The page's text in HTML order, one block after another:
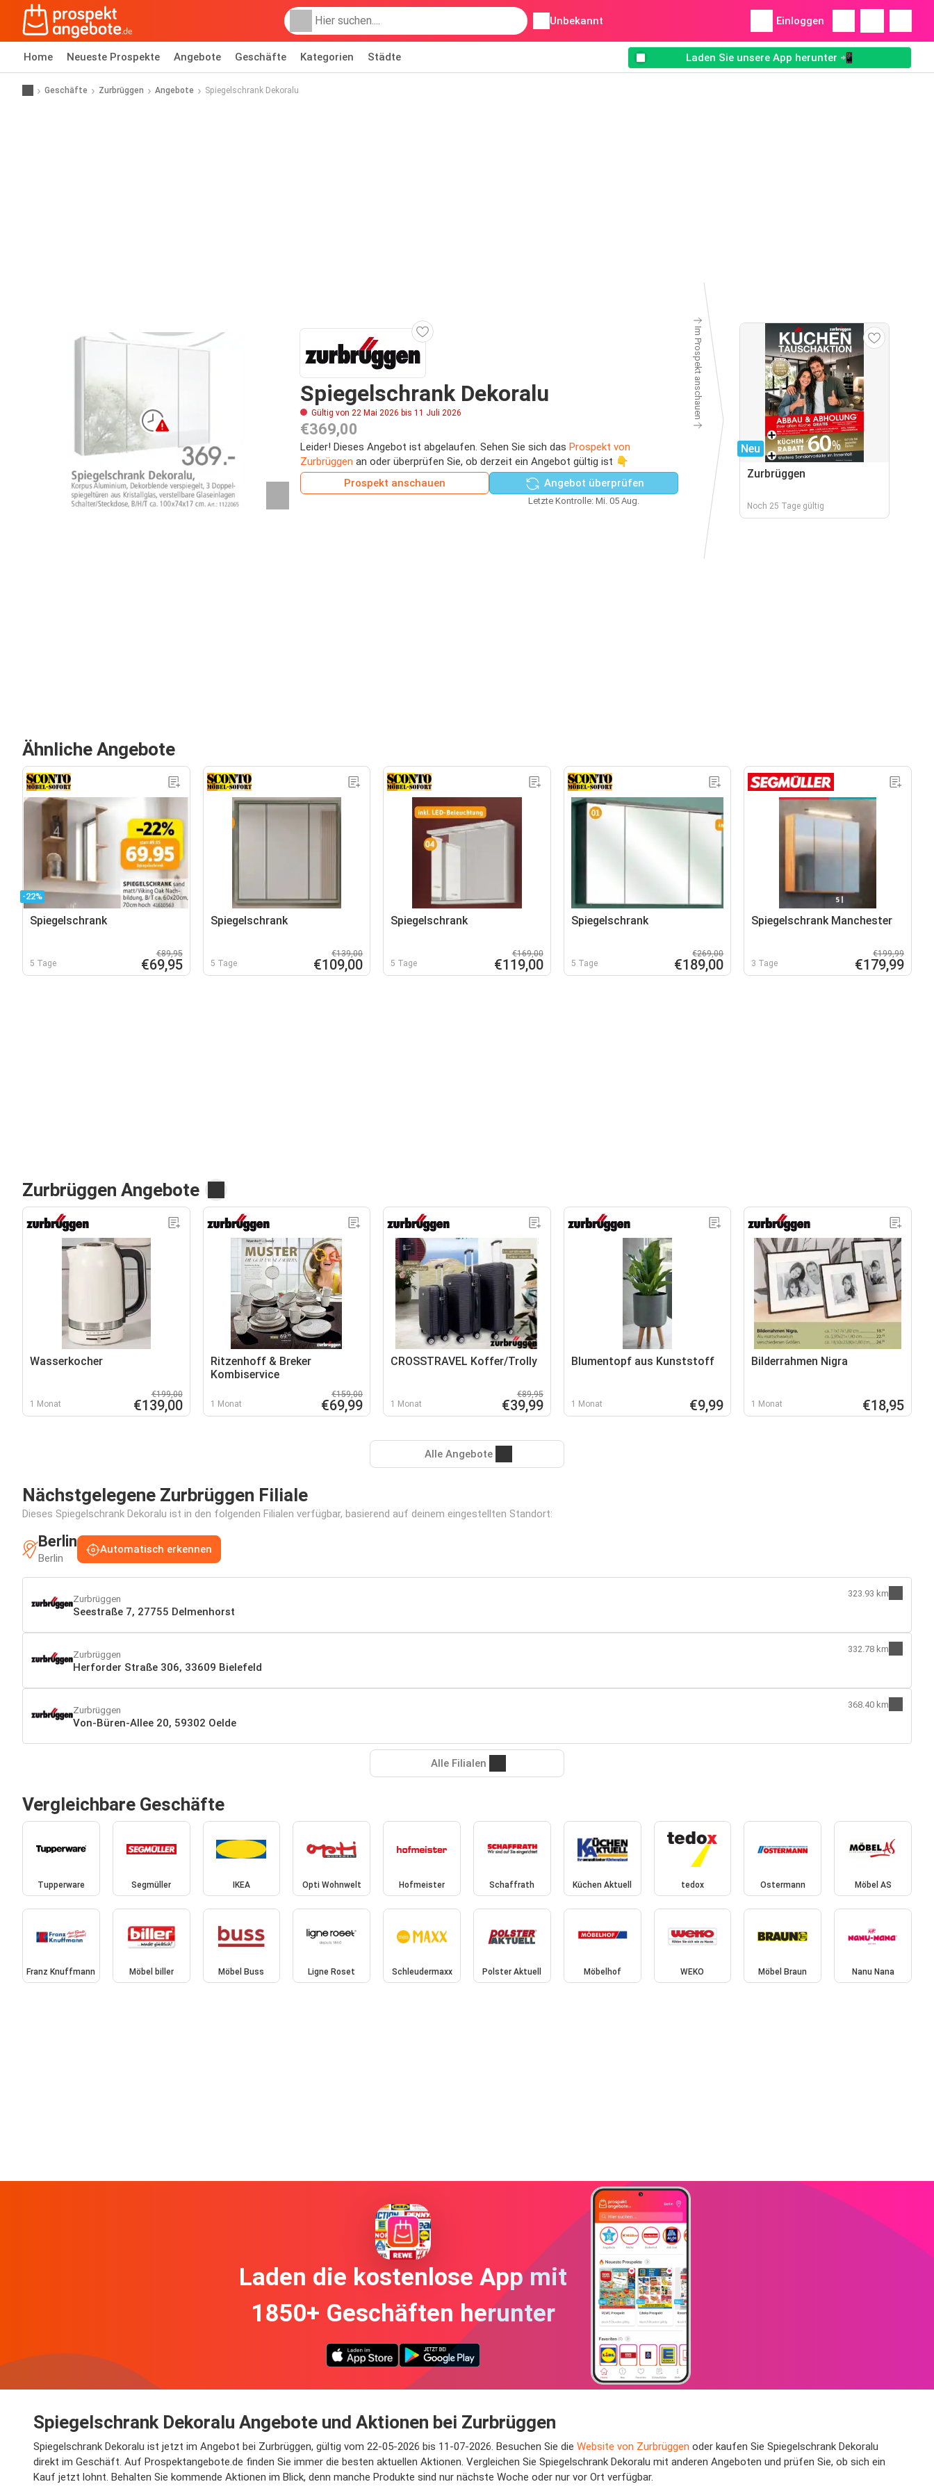
Unbekannt Einloggen
Home Neueste Prospekte Angebote Geschäfte Kategorien Städte Laden Sie unsere App herunter 📲
Geschäfte Zurbrüggen Angebote Spiegelschrank Dekoralu
Spiegelschrank Dekoralu
Gültig von 22 Mai 2026 bis 11 Juli 2026
€369,00
Leider! Dieses Angebot ist abgelaufen. Sehen Sie sich das Prospekt von
Zurbrüggen an oder überprüfen Sie, ob derzeit ein Angebot gültig ist 👇
Prospekt anschauen
Angebot überprüfen
Letzte Kontrolle: Mi. 05 Aug.
Im Prospekt anschauen
Neu
Zurbrüggen
Noch 25 Tage gültig
Ähnliche Angebote
-22%
Spiegelschrank
5 Tage
€89,95
€69,95
Spiegelschrank
5 Tage
€139,00
€109,00
Spiegelschrank
5 Tage
€169,00
€119,00
Spiegelschrank
5 Tage
€269,00
€189,00
Spiegelschrank Manchester
3 Tage
€199,99
€179,99
Zurbrüggen Angebote
Wasserkocher
1 Monat
€199,00
€139,00
Ritzenhoff & Breker
Kombiservice
1 Monat
€159,00
€69,99
CROSSTRAVEL Koffer/Trolly
1 Monat
€89,95
€39,99
Blumentopf aus Kunststoff
1 Monat €9,99
Bilderrahmen Nigra
1 Monat €18,95
Alle Angebote
Nächstgelegene Zurbrüggen Filiale
Dieses Spiegelschrank Dekoralu ist in den folgenden Filialen verfügbar, basierend auf deinem eingestellten Standort:
Berlin
Berlin
Automatisch erkennen
Zurbrüggen
Seestraße 7, 27755 Delmenhorst
323.93 km
Zurbrüggen
Herforder Straße 306, 33609 Bielefeld
332.78 km
Zurbrüggen
Von-Büren-Allee 20, 59302 Oelde
368.40 km
Alle Filialen
Vergleichbare Geschäfte
Tupperware Segmüller IKEA Opti Wohnwelt Hofmeister Schaffrath Küchen Aktuell tedox Ostermann Möbel AS
Franz Knuffmann Möbel biller Möbel Buss Ligne Roset Schleudermaxx Polster Aktuell Möbelhof WEKO Möbel Braun Nanu Nana
Laden die kostenlose App mit
1850+ Geschäften herunter
Spiegelschrank Dekoralu Angebote und Aktionen bei Zurbrüggen
Spiegelschrank Dekoralu ist jetzt im Angebot bei Zurbrüggen, gültig vom 22-05-2026 bis 11-07-2026. Besuchen Sie die Website von Zurbrüggen oder kaufen Sie Spiegelschrank Dekoralu
direkt im Geschäft. Auf Prospektangebote.de finden Sie immer die besten aktuellen Aktionen. Vergleichen Sie Spiegelschrank Dekoralu mit anderen Angeboten und prüfen Sie, ob sich ein
Kauf jetzt lohnt. Behalten Sie kommende Aktionen im Blick, denn manche Produkte sind nur nächste Woche oder nur vor Ort verfügbar.